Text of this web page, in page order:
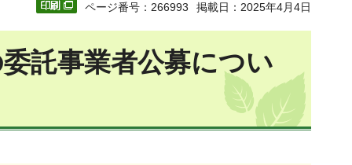
ページ番号：266993 掲載日：2025年4月4日
託事業者公募につい